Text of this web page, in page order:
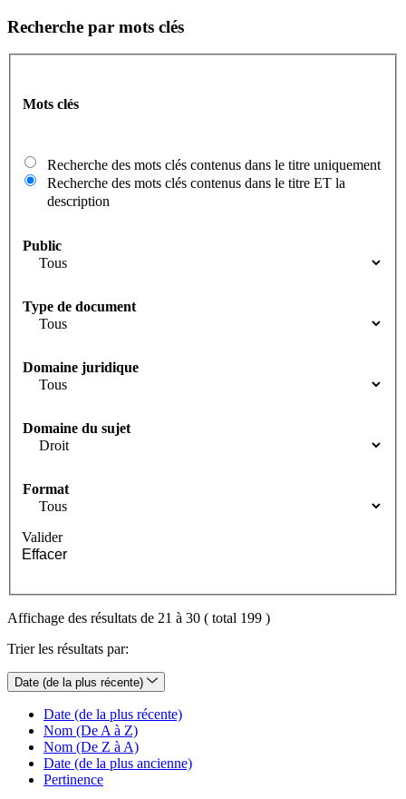
Recherche par mots clés
Mots clés
Recherche des mots clés contenus dans le titre uniquement
Recherche des mots clés contenus dans le titre ET la
description
Public
Type de document
Domaine juridique
Domaine du sujet
Format
Valider
Effacer
Affichage des résultats de 21 à 30 ( total 199 )
Trier les résultats par:
Date (de la plus récente)
Date (de la plus récente)
Nom (De A à Z)
Nom (De Z à A)
Date (de la plus ancienne)
Pertinence